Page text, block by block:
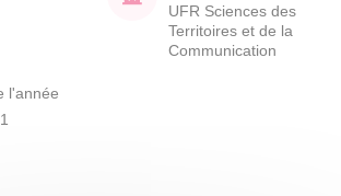
UFR Sciences des
Territoires et de la
Communication
l'année